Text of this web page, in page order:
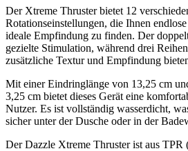
Der Xtreme Thruster bietet 12
Rotationseinstellungen, die Ihnen
ideale Empfindung zu finden. Der
gezielte Stimulation, während drei
zusätzliche Textur und Empfindung
Mit einer Eindringlänge von 13,25 cm
3,25 cm bietet dieses Gerät eine
Nutzer. Es ist vollständig wasserdicht,
sicher unter der Dusche oder in der
Der Dazzle Xtreme Thruster ist aus